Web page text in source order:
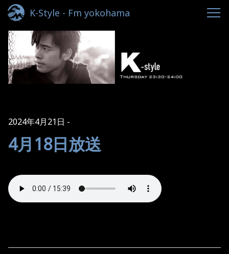
K-Style - Fm yokohama
2024年4月21日
4月18日放送